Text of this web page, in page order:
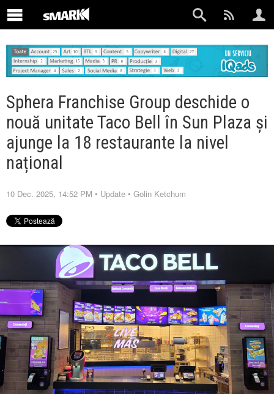
Sphera Franchise Group deschide o
nouă unitate Taco Bell în Sun Plaza și
ajunge la 18 restaurante la nivel
național
10 Dec. 2025, 14:52 PM • Update • Golin Ketchum